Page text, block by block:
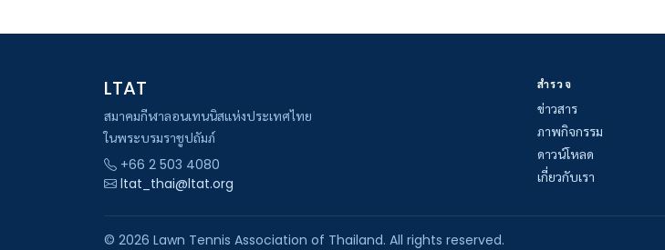
LTAT
สมาคมกีฬาลอนเทนนิสแห่งประเทศไทย
ในพระบรมราชูปถัมภ์
+66 2 503 4080
ltat_thai@ltat.org
สำรวจ
ข่าวสาร
ภาพกิจกรรม
ดาวน์โหลด
เกี่ยวกับเรา
© 2026 Lawn Tennis Association of Thailand. All rights reserved.